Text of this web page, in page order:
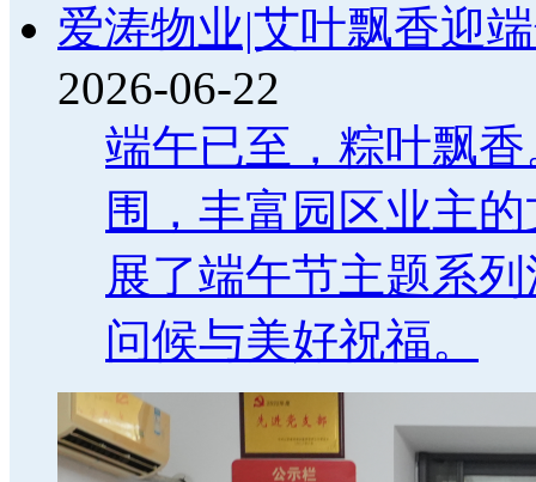
爱涛物业|艾叶飘香迎
2026-06-22
端午已至，粽叶飘
围，丰富园区业主
展了端午节主题系
问候与美好祝福。